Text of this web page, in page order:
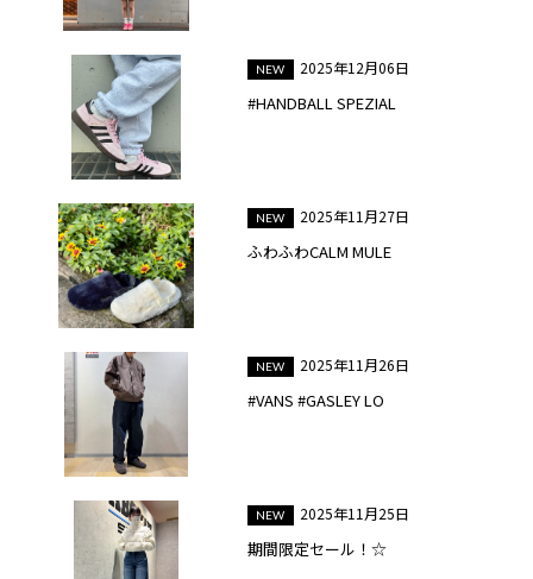
2025年12月06日
#HANDBALL SPEZIAL
2025年11月27日
ふわふわCALM MULE
2025年11月26日
#VANS #GASLEY LO
2025年11月25日
期間限定セール！☆